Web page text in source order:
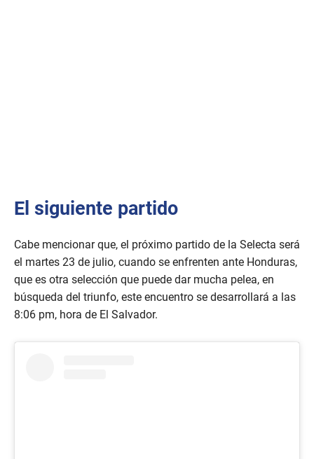
El siguiente partido
Cabe mencionar que, el próximo partido de la Selecta será
el martes 23 de julio, cuando se enfrenten ante Honduras,
que es otra selección que puede dar mucha pelea, en
búsqueda del triunfo, este encuentro se desarrollará a las
8:06 pm, hora de El Salvador.